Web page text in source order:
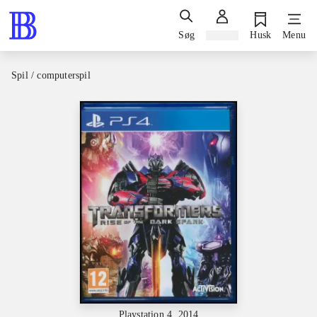
Søg Husk Menu
Spil / computerspil
Playstation 4, 2014